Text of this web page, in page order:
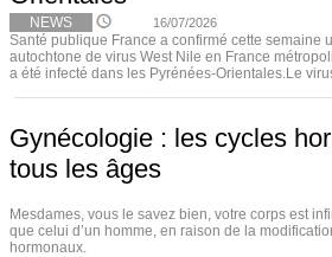
NEWS 16/07/2026
Santé publique France a confirmé cette semaine
autochtone de virus West Nile en France
a été infecté dans les Pyrénées-Orientales.Le
Gynécologie : les cycles
tous les âges
Mesdames, vous le savez bien, votre corps est
que celui d’un homme, en raison de la
hormonaux.